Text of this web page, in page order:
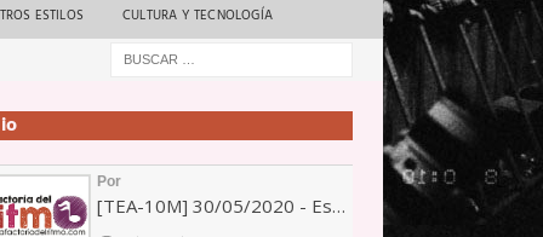
ESTILOS CULTURA Y TECNOLOGÍA